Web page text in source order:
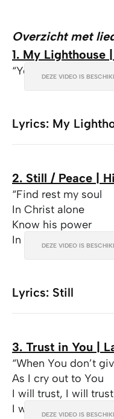
Overzicht met
1. My Lighthouse
“You are the peace
DEZE VIDEO IS
Lyrics: My
Lyrics: My
2. Still / Peace |
“Find rest my soul
In Christ alone
Know his power
In quietness and
DEZE VIDEO IS
Lyrics: Still
Lyrics: Still
3. Trust in You |
“When You don’t
As I cry out to You
I will trust, I will trust
I will trust in You”
DEZE VIDEO IS